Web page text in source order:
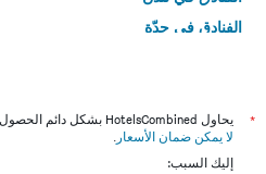
الفنادق في جدّة
*
يحاول HotelsCombined بشكل دائم الحصول على الأسعار الدقيقة، ولكن
لا يمكن ضمان الأسعار .
إليك السبب: